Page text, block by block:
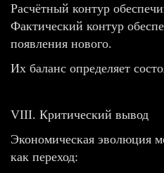
Расчётный контур
Фактический контур
появления нового.
Их баланс определяет
VIII. Критический вывод
Экономическая эволюция
как переход: